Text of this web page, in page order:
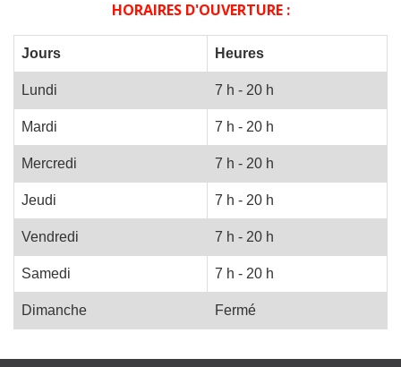
HORAIRES D'OUVERTURE :
Jours Heures
Lundi 7 h - 20 h
Mardi 7 h - 20 h
Mercredi 7 h - 20 h
Jeudi 7 h - 20 h
Vendredi 7 h - 20 h
Samedi 7 h - 20 h
Dimanche Fermé